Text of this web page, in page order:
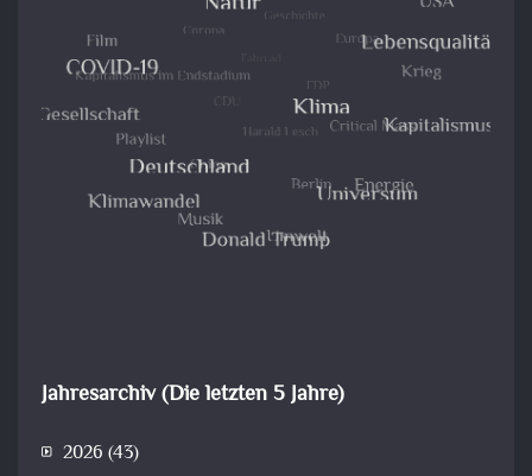
Jahresarchiv (Die letzten 5 Jahre)
2026 (43)